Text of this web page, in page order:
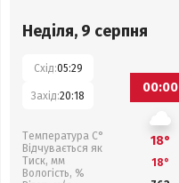
Неділя, 9 серпня
Схід:05:29
Захід:20:18
Температура С°
Відчувається як
Тиск, мм
Вологість, %
00:00
18°
18°